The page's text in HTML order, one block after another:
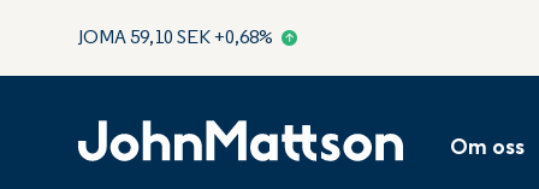
JOMA59,10 SEK+0,68%
Om oss